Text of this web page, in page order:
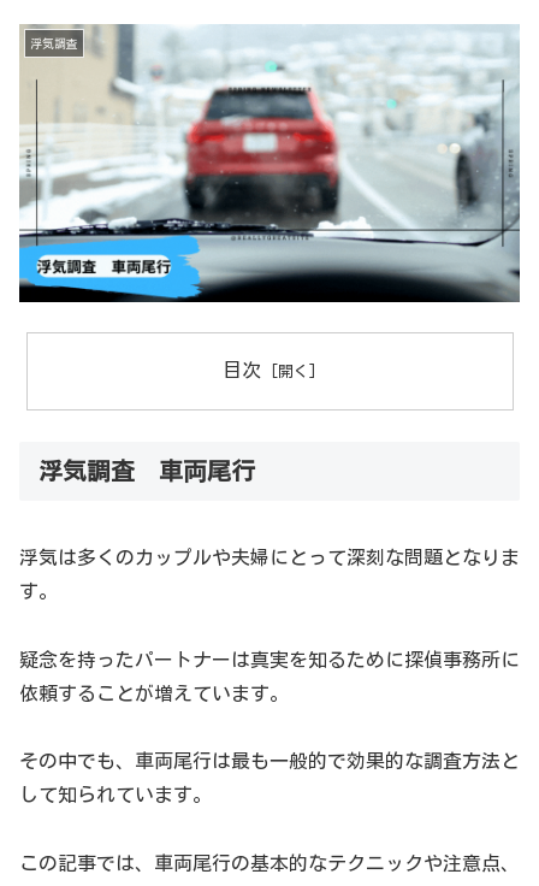
浮気調査
目次
浮気調査 車両尾行
浮気は多くのカップルや夫婦にとって深刻な問題となりま
す。
疑念を持ったパートナーは真実を知るために探偵事務所に
依頼することが増えています。
その中でも、車両尾行は最も一般的で効果的な調査方法と
して知られています。
この記事では、車両尾行の基本的なテクニックや注意点、